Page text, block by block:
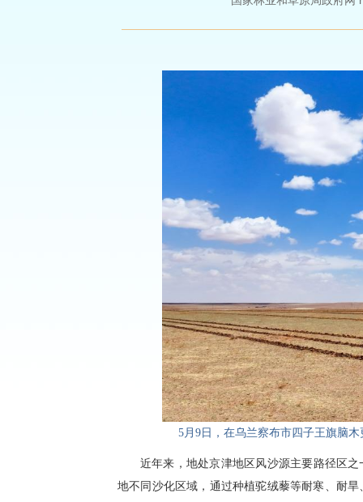
5月9日，在乌兰察布市四子王旗脑
近年来，地处京津地区风沙源主要路径区
地不同沙化区域，通过种植驼绒藜等耐寒、耐